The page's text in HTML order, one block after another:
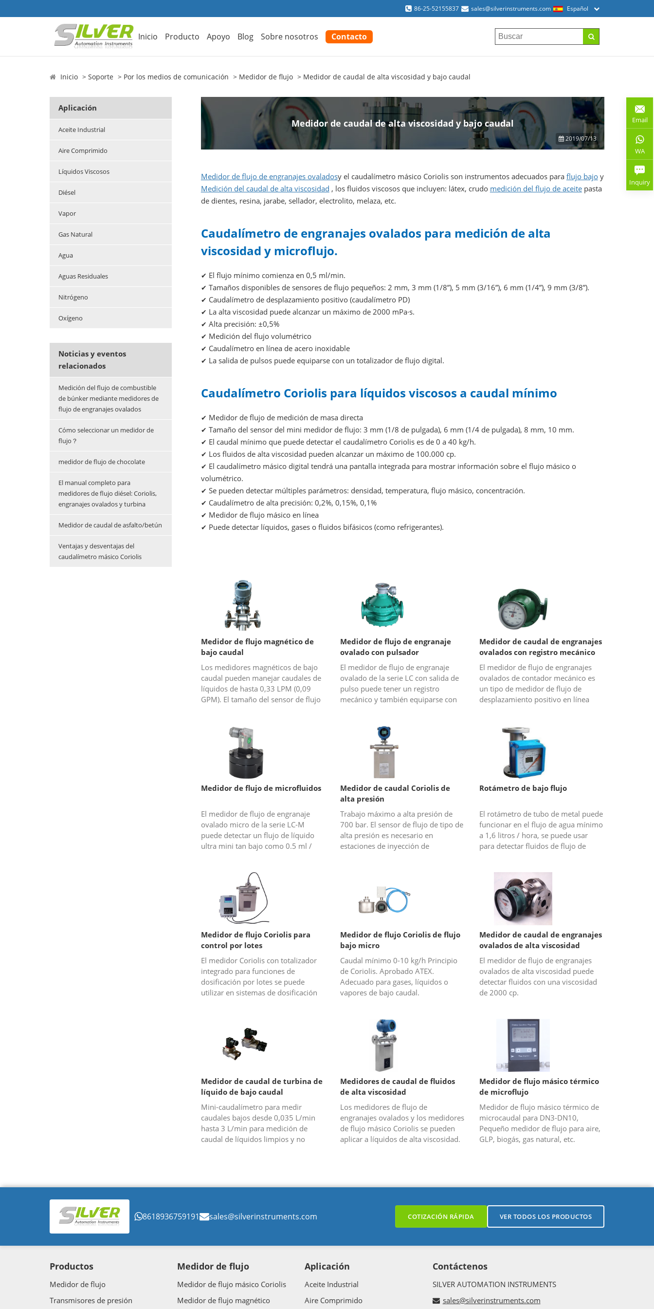
86-25-52155837 sales@silverinstruments.com Español
Inicio Producto Apoyo Blog Sobre nosotros Contacto
Inicio Soporte Por los medios de comunicación Medidor de flujo Medidor de caudal de alta viscosidad y bajo caudal
Aplicación
Aceite Industrial
Aire Comprimido
Líquidos Viscosos
Diésel
Vapor
Gas Natural
Agua
Aguas Residuales
Nitrógeno
Oxígeno
Noticias y eventos
relacionados
Medición del flujo de combustible
de búnker mediante medidores de
flujo de engranajes ovalados
Cómo seleccionar un medidor de
flujo？
medidor de flujo de chocolate
El manual completo para
medidores de flujo diésel: Coriolis,
engranajes ovalados y turbina
Medidor de caudal de asfalto/betún
Ventajas y desventajas del
caudalímetro másico Coriolis
Medidor de caudal de alta viscosidad y bajo caudal
2019/07/13
Medidor de flujo de engranajes ovaladosy el caudalímetro másico Coriolis son instrumentos adecuados para flujo bajoy
Medición del caudal de alta viscosidad , los fluidos viscosos que incluyen: látex, crudo medición del flujo de aceitepasta
de dientes, resina, jarabe, sellador, electrolito, melaza, etc.
Caudalímetro de engranajes ovalados para medición de alta
viscosidad y microflujo.
✔ El flujo mínimo comienza en 0,5 ml/min.
✔ Tamaños disponibles de sensores de flujo pequeños: 2 mm, 3 mm (1/8”), 5 mm (3/16”), 6 mm (1/4”), 9 mm (3/8”).
✔ Caudalímetro de desplazamiento positivo (caudalímetro PD)
✔ La alta viscosidad puede alcanzar un máximo de 2000 mPa·s.
✔ Alta precisión: ±0,5%
✔ Medición del flujo volumétrico
✔ Caudalímetro en línea de acero inoxidable
✔ La salida de pulsos puede equiparse con un totalizador de flujo digital.
Caudalímetro Coriolis para líquidos viscosos a caudal mínimo
✔ Medidor de flujo de medición de masa directa
✔ Tamaño del sensor del mini medidor de flujo: 3 mm (1/8 de pulgada), 6 mm (1/4 de pulgada), 8 mm, 10 mm.
✔ El caudal mínimo que puede detectar el caudalímetro Coriolis es de 0 a 40 kg/h.
✔ Los fluidos de alta viscosidad pueden alcanzar un máximo de 100.000 cp.
✔ El caudalímetro másico digital tendrá una pantalla integrada para mostrar información sobre el flujo másico o
volumétrico.
✔ Se pueden detectar múltiples parámetros: densidad, temperatura, flujo másico, concentración.
✔ Caudalímetro de alta precisión: 0,2%, 0,15%, 0,1%
✔ Medidor de flujo másico en línea
✔ Puede detectar líquidos, gases o fluidos bifásicos (como refrigerantes).
Medidor de flujo magnético de
bajo caudal
Los medidores magnéticos de bajo
caudal pueden manejar caudales de
líquidos de hasta 0,33 LPM (0,09
GPM). El tamaño del sensor de flujo
Medidor de flujo de engranaje
ovalado con pulsador
El medidor de flujo de engranaje
ovalado de la serie LC con salida de
pulso puede tener un registro
mecánico y también equiparse con
Medidor de caudal de engranajes
ovalados con registro mecánico
El medidor de flujo de engranajes
ovalados de contador mecánico es
un tipo de medidor de flujo de
desplazamiento positivo en línea
solo s...
Medidor de flujo de microfluidos
El medidor de flujo de engranaje
ovalado micro de la serie LC-M
puede detectar un flujo de líquido
ultra mini tan bajo como 0.5 ml /
Medidor de caudal Coriolis de
alta presión
Trabajo máximo a alta presión de
700 bar. El sensor de flujo de tipo de
alta presión es necesario en
estaciones de inyección de
Rotámetro de bajo flujo
El rotámetro de tubo de metal puede
funcionar en el flujo de agua mínimo
a 1,6 litros / hora, se puede usar
para detectar fluidos de flujo de
Medidor de flujo Coriolis para
control por lotes
El medidor Coriolis con totalizador
integrado para funciones de
dosificación por lotes se puede
utilizar en sistemas de dosificación
Medidor de flujo Coriolis de flujo
bajo micro
Caudal mínimo 0-10 kg/h Principio
de Coriolis. Aprobado ATEX.
Adecuado para gases, líquidos o
vapores de bajo caudal.
Medidor de caudal de engranajes
ovalados de alta viscosidad
El medidor de flujo de engranajes
ovalados de alta viscosidad puede
detectar fluidos con una viscosidad
de 2000 cp.
Medidor de caudal de turbina de
líquido de bajo caudal
Mini-caudalímetro para medir
caudales bajos desde 0,035 L/min
hasta 3 L/min para medición de
caudal de líquidos limpios y no
Medidores de caudal de fluidos
de alta viscosidad
Los medidores de flujo de
engranajes ovalados y los medidores
de flujo másico Coriolis se pueden
aplicar a líquidos de alta viscosidad.
Medidor de flujo másico térmico
de microflujo
Medidor de flujo másico térmico de
microcaudal para DN3-DN10,
Pequeño medidor de flujo para aire,
GLP, biogás, gas natural, etc.
8618936759191 sales@silverinstruments.com COTIZACIÓN RÁPIDA VER TODOS LOS PRODUCTOS
Productos
Medidor de flujo
Transmisores de presión
Medidor de flujo
Medidor de flujo másico Coriolis
Medidor de flujo magnético
Aplicación
Aceite Industrial
Aire Comprimido
Contáctenos
SILVER AUTOMATION INSTRUMENTS
sales@silverinstruments.com
Email
WA
Inquiry